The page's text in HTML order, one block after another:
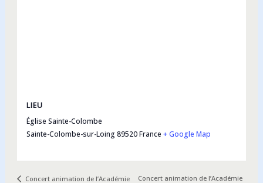
LIEU
Église Sainte-Colombe
Sainte-Colombe-sur-Loing 89520France + Google Map
Concert animation de l’Académie Concert animation de l’Académie